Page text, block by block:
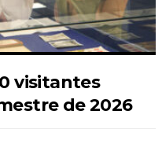
visitantes
de 2026